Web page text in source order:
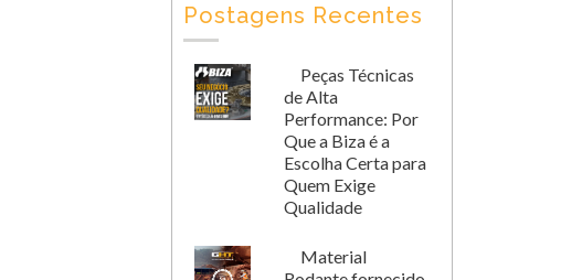
Postagens Recentes
Peças Técnicas
de Alta
Performance: Por
Que a Biza é a
Escolha Certa para
Quem Exige
Qualidade
Material